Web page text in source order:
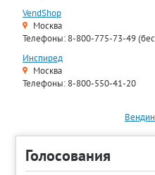
VendShop
Москва
Телефоны: 8-800-775-73-49
Инспиред
Москва
Телефоны: 8-800-550-41-20
Голосования